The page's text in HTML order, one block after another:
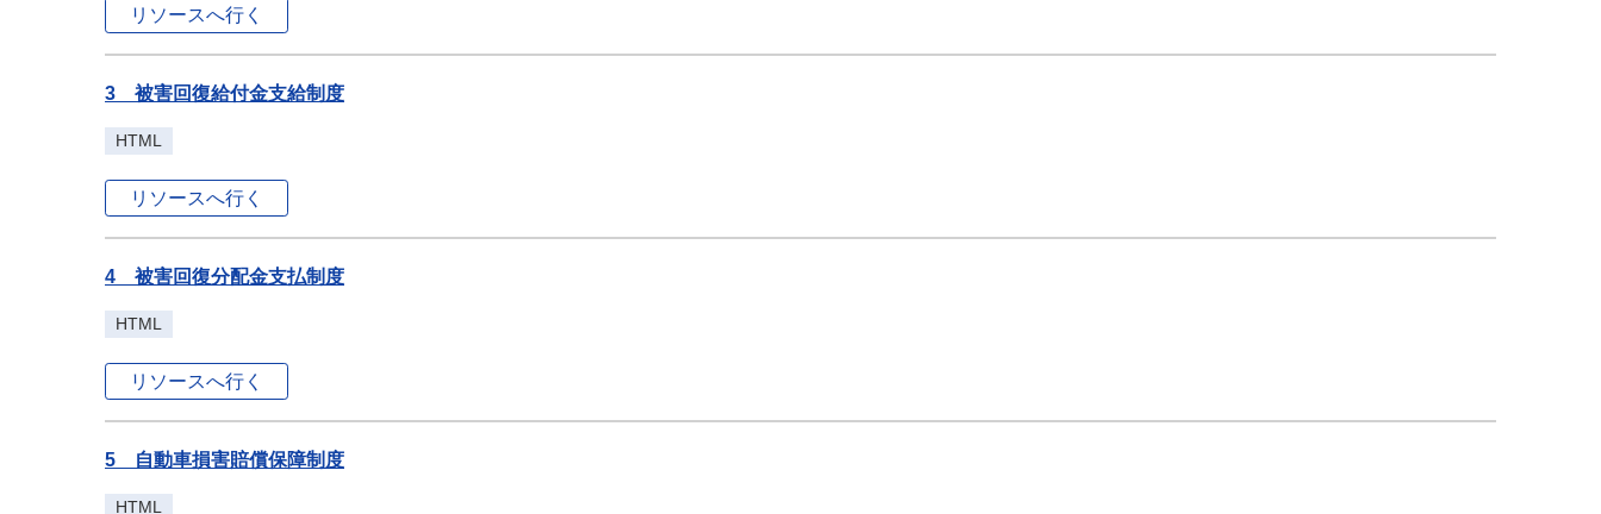
リソースへ行く
3 被害回復給付金支給制度
HTML
リソースへ行く
4 被害回復分配金支払制度
HTML
リソースへ行く
5 自動車損害賠償保障制度
HTML